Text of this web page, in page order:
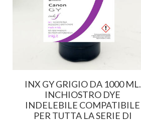
INX GY GRIGIO DA 1000 ML.
INCHIOSTRO DYE
INDELEBILE COMPATIBILE
PER TUTTA LA SERIE DI